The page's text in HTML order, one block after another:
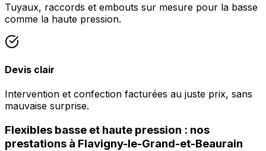
Tuyaux, raccords et embouts sur mesure pour la basse
comme la haute pression.
Devis clair
Intervention et confection facturées au juste prix, sans
mauvaise surprise.
Flexibles basse et haute pression : nos
prestations à Flavigny-le-Grand-et-Beaurain